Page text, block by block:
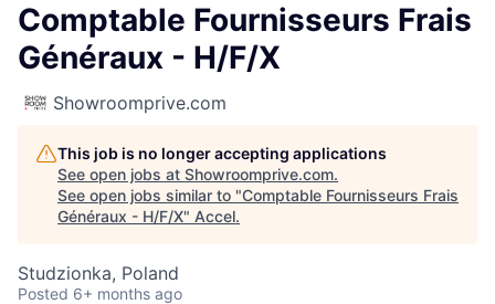
Comptable Fournisseurs Frais
Généraux - H/F/X
Showroomprive.com
This job is no longer accepting applications
See open jobs at Showroomprive.com.
See open jobs similar to "Comptable Fournisseurs Frais
Généraux - H/F/X" Accel.
Studzionka, Poland
Posted 6+ months ago